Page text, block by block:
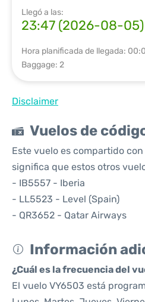
Llegó a las:
23:47 (2026-08-05)
Hora planificada de llegada:
Baggage: 2
Disclaimer
Vuelos de
Este vuelo es compartido
significa que estos otros
- IB5557 - Iberia
- LL5523 - Level (Spain)
- QR3652 - Qatar Airways
Información
¿Cuál es la frecuencia del
El vuelo VY6503 está